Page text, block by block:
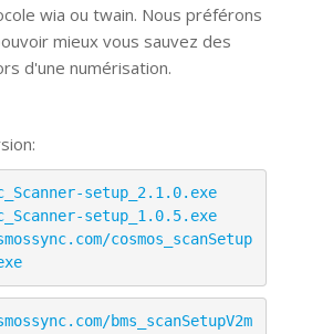
wia ou twain. Nous préférons
mieux vous sauvez des
d'une numérisation.
setup_2.1.0.exe
setup_1.0.5.exe
cosmos_scanSetup
bms_scanSetupV2m